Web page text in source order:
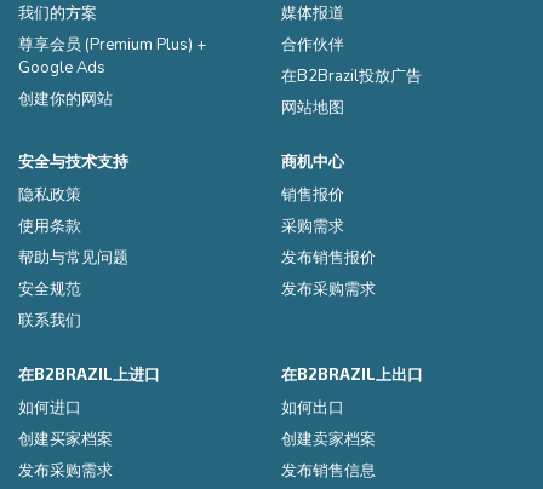
我们的方案
尊享会员 (Premium Plus) +
Google Ads
创建你的网站
媒体报道
合作伙伴
在B2Brazil投放广告
网站地图
安全与技术支持
隐私政策
使用条款
帮助与常见问题
安全规范
联系我们
商机中心
销售报价
采购需求
发布销售报价
发布采购需求
在B2BRAZIL上进口
如何进口
创建买家档案
发布采购需求
在B2BRAZIL上出口
如何出口
创建卖家档案
发布销售信息